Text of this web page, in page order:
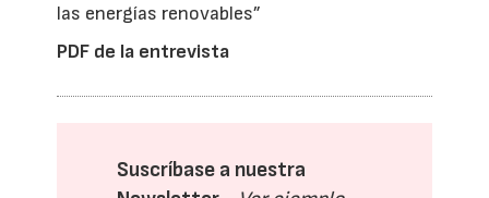
las energías renovables”
PDF de la entrevista
Suscríbase a nuestra